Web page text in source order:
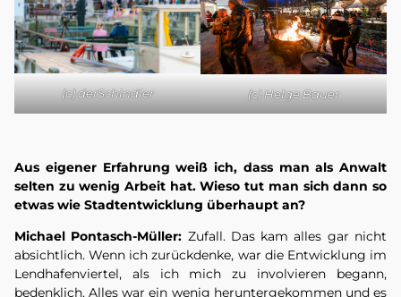
(c) derSchindler (c) Helge Bauer
Aus eigener Erfahrung weiß ich, dass man als Anwalt
selten zu wenig Arbeit hat. Wieso tut man sich dann so
etwas wie Stadtentwicklung überhaupt an?
Michael Pontasch-Müller: Zufall. Das kam alles gar nicht
absichtlich. Wenn ich zurückdenke, war die Entwicklung im
Lendhafenviertel, als ich mich zu involvieren begann,
bedenklich. Alles war ein wenig heruntergekommen und es